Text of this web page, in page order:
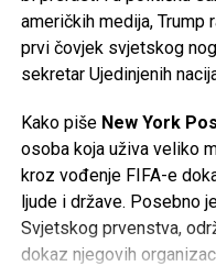
uključujući Audii
zaposlenihveć
iz kompanije.
evropski proizvođač
najvećih izazova u
biti ključni za budući
Share Post
Share
američkih medija, Trump
prvi čovjek svjetskog
sekretar Ujedinjenih
Kako piše New York
osoba koja uživa veliko
kroz vođenje FIFA-e
ljude i države. Posebno
Svjetskog prvenstva,
dokaz njegovih